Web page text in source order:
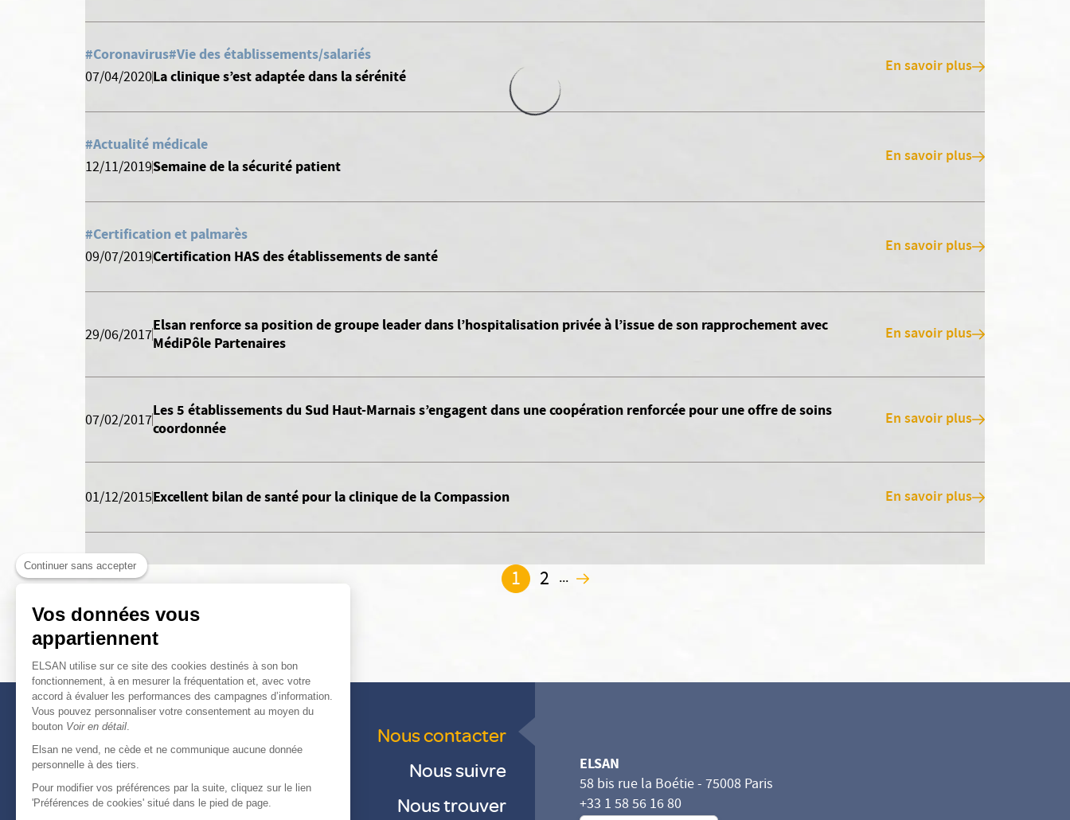
Continuer sans accepter
Vos données vous
appartiennent
ELSAN utilise sur ce site des cookies destinés à son bon
fonctionnement, à en mesurer la fréquentation et, avec votre
accord à évaluer les performances des campagnes d’information.
Vous pouvez personnaliser votre consentement au moyen du
bouton Voir en détail
Elsan ne vend, ne cède et ne communique aucune donnée
personnelle à des tiers.
Pour modifier vos préférences par la suite, cliquez sur le lien
'Préférences de cookies' situé dans le pied de page.
#Coronavirus#Vie des établissements/salariés
07/04/2020La clinique s’est adaptée dans la sérénité En savoir plus
#Actualité médicale
12/11/2019Semaine de la sécurité patient En savoir plus
#Certification et palmarès
09/07/2019Certification HAS des établissements de santé En savoir plus
29/06/2017
Elsan renforce sa position de groupe leader dans l’hospitalisation privée à l’issue de son rapprochement avec
MédiPôle Partenaires
En savoir plus
07/02/2017
Les 5 établissements du Sud Haut-Marnais s’engagent dans une coopération renforcée pour une offre de soins
coordonnée
En savoir plus
01/12/2015Excellent bilan de santé pour la clinique de la Compassion En savoir plus
1 2 ... 2
Nous contacter
Nous suivre
Nous trouver
ELSAN
58 bis rue la Boétie - 75008 Paris
+33 1 58 56 16 80